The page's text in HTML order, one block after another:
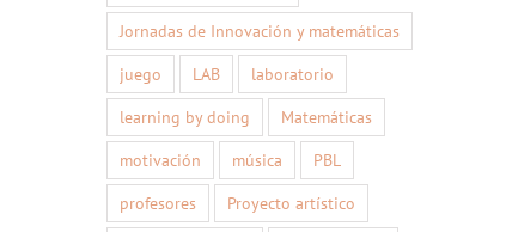
Jornadas de Innovación y matemáticas
juego
LAB
laboratorio
learning by doing
Matemáticas
motivación
música
PBL
profesores
Proyecto artístico